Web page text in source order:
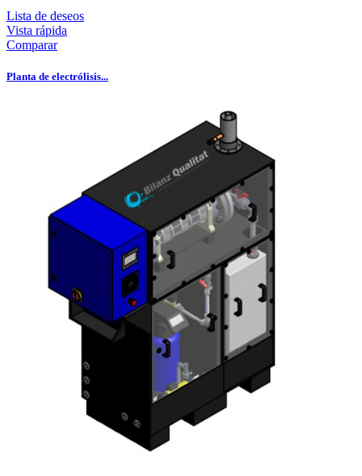
Lista de deseos
Vista rápida
Comparar
Planta de electrólisis...